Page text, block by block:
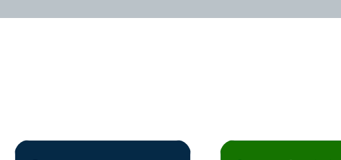
em depoimento
Estudante Sergio recomenda o Aprova Concursos em depoimento
Estudante Mário